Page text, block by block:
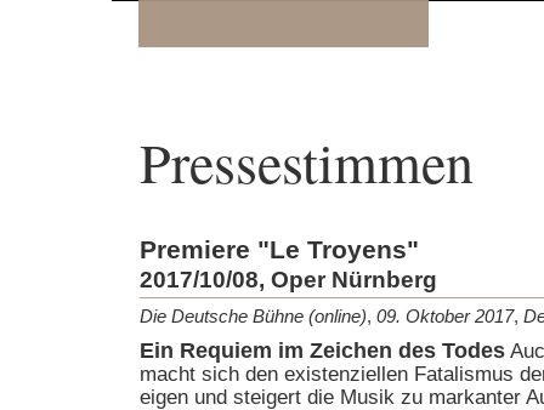
Pressestimmen
Premiere "Le Troyens"
2017/10/08, Oper Nürnberg
Die Deutsche Bühne (online), 09. Oktober 2017,
Ein Requiem im Zeichen des Todes
macht sich den existenziellen Fatalismus
eigen und steigert die Musik zu markanter